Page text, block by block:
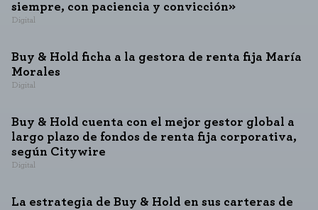
siempre, con paciencia y convicción»
Digital
Buy & Hold ficha a la gestora de renta fija María
Morales
Digital
Buy & Hold cuenta con el mejor gestor global a
largo plazo de fondos de renta fija corporativa,
según Citywire
Digital
La estrategia de Buy & Hold en sus carteras de